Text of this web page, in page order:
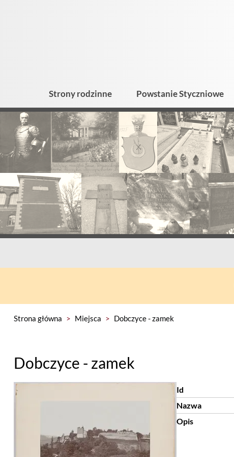
Strony rodzinne Powstanie Styczniowe
Strona główna > Miejsca > Dobczyce - zamek
Dobczyce - zamek
Id
Nazwa
Opis